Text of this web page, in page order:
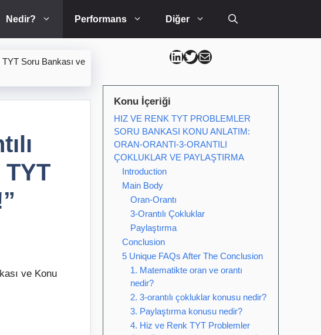
Nedir? Performans Diğer
Soru Bankası ve
Can Kütahya Linkedin
Can Kütahya Twitter
Can Kütahya Mail
Konu İçeriği
HIZ VE RENK TYT PROBLEMLER
SORU BANKASI KONU ANLATIM:
ORAN-ORANTI-3-ORANTILI
ÇOKLUKLAR VE PAYLAŞTIRMA
Introduction
Main Body
Oran-Orantı
3-Orantılı Çokluklar
Paylaştırma
Conclusion
5 Unique FAQs After The Conclusion
1. Matematikte oran ve orantı
nedir?
2. 3-orantılı çokluklar konusu nedir?
3. Paylaştırma konusu nedir?
4. Hiz ve Renk TYT Problemler